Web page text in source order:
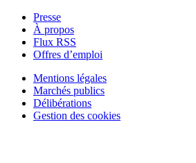
Presse
À propos
Flux RSS
Offres d’emploi
Mentions légales
Marchés publics
Délibérations
Gestion des cookies